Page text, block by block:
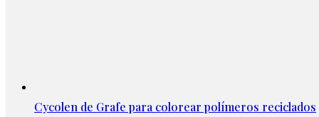
Cycolen de Grafe para colorear polímeros reciclados